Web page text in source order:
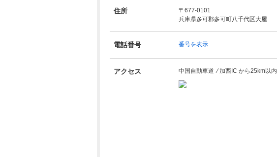
住所
〒677-0101
兵庫県多可郡多可町八千代区大屋
電話番号 番号を表示
アクセス 中国自動車道 ⁄ 加西IC から25km以内